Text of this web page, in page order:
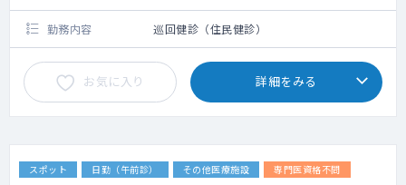
備考欄参照ください）
勤務内容
巡回健診（住民健診）
お気に入り 詳細をみる
スポット 日勤（午前診） その他医療施設 専門医資格不問